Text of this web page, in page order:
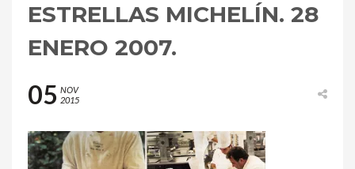
ESTRELLAS MICHELÍN. 28
ENERO 2007.
05 NOV
2015